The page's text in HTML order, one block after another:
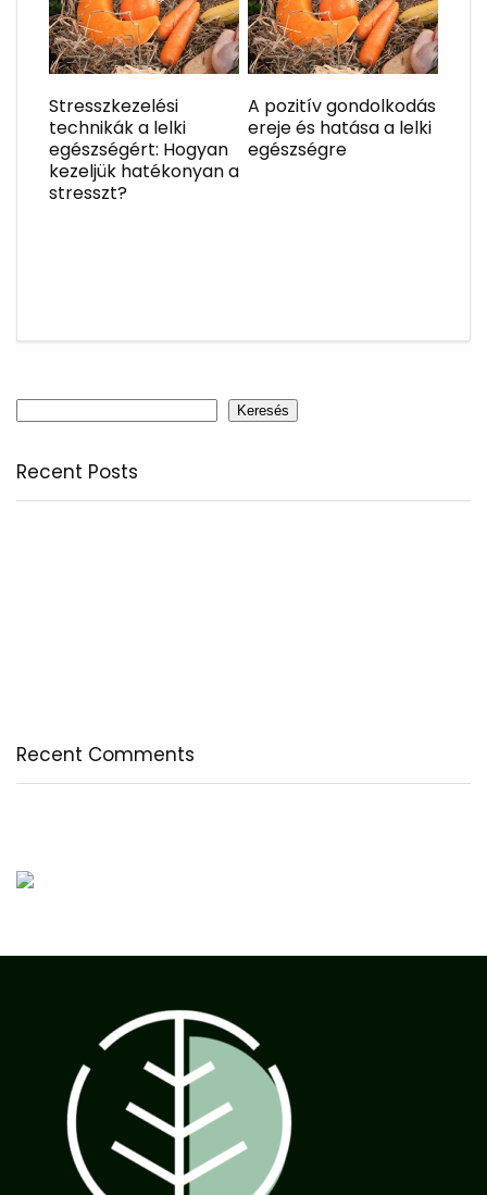
Stresszkezelési
technikák a lelki
egészségért: Hogyan
kezeljük hatékonyan a
stresszt?
A pozitív gondolkodás
ereje és hatása a lelki
egészségre
Keresés
Recent Posts
Recent Comments